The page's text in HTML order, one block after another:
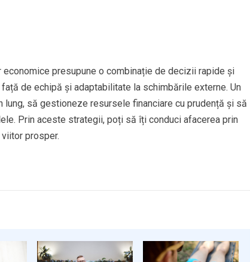
presupune o combinație de decizii rapide și
de echipă și adaptabilitate la schimbările externe. Un
să gestioneze resursele financiare cu prudență și să
Prin aceste strategii, poți să îți conduci afacerea prin
prosper.